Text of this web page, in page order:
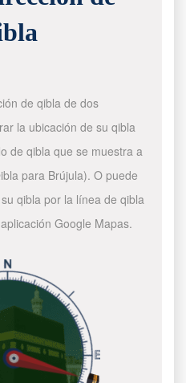
de qibla de dos
la ubicación de su qibla
de qibla que se muestra a
para Brújula). O puede
qibla por la línea de qibla
Google Mapas.